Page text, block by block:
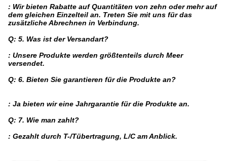
: Wir bieten Rabatte auf Quantitäten von zehn oder mehr auf
dem gleichen Einzelteil an. Treten Sie mit uns für das
zusätzliche Abrechnen in Verbindung.
Q: 5. Was ist der Versandart?
: Unsere Produkte werden größtenteils durch Meer
versendet.
Q: 6. Bieten Sie garantieren für die Produkte an?
: Ja bieten wir eine Jahrgarantie für die Produkte an.
Q: 7. Wie man zahlt?
: Gezahlt durch T-/Tübertragung, L/C am Anblick.